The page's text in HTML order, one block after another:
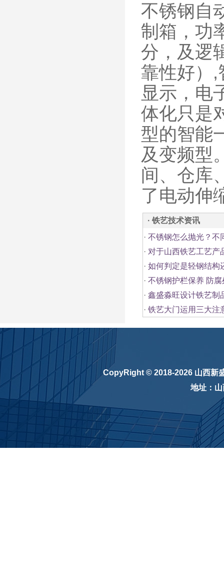
不锈钢自
制箱，功
分，及逻
靠性好）,
显示，电
体化只是
型的智能
及变频型
间、仓库
了电动伸
· 铁艺技术资讯
· 不锈钢怎么抛光？不
· 对于山西铁艺工艺产
· 如何判定是轻钢结构
· 不锈钢护栏保养 防
· 鑫盛淼旺设计铁艺制
· 铁艺大门运用三大注
CopyRight © 2018-2026 山西新
地址：